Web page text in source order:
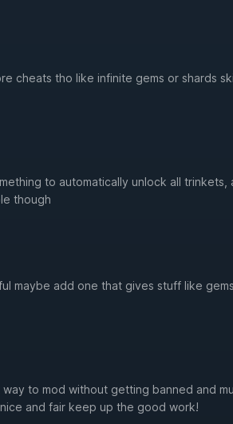
cheats tho like infinite gems or shards
to automatically unlock all trinkets,
though
maybe add one that gives stuff like
to mod without getting banned and
and fair keep up the good work!